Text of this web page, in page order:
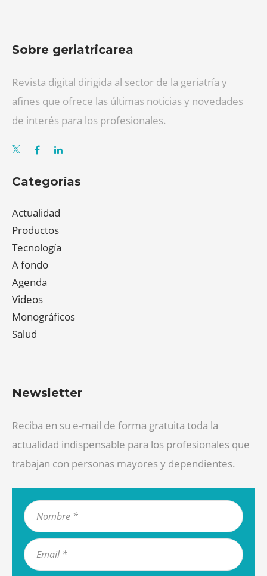
Sobre geriatricarea
Revista digital dirigida al sector de la geriatría y
afines que ofrece las últimas noticias y novedades
de interés para los profesionales.
Categorías
Actualidad
Productos
Tecnología
A fondo
Agenda
Videos
Monográficos
Salud
Newsletter
Reciba en su e-mail de forma gratuita toda la
actualidad indispensable para los profesionales que
trabajan con personas mayores y dependientes.